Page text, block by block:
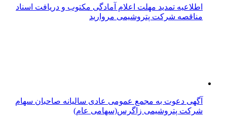
اطلاعیه تمدید مهلت اعلام آمادگی مکتوب و دریافت اسناد
مناقصه شرکت پتروشیمی مروارید
آگهی دعوت به مجمع عمومی عادی سالیانه صاحبان سهام
شرکت پتروشیمی زاگرس(سهامی عام)